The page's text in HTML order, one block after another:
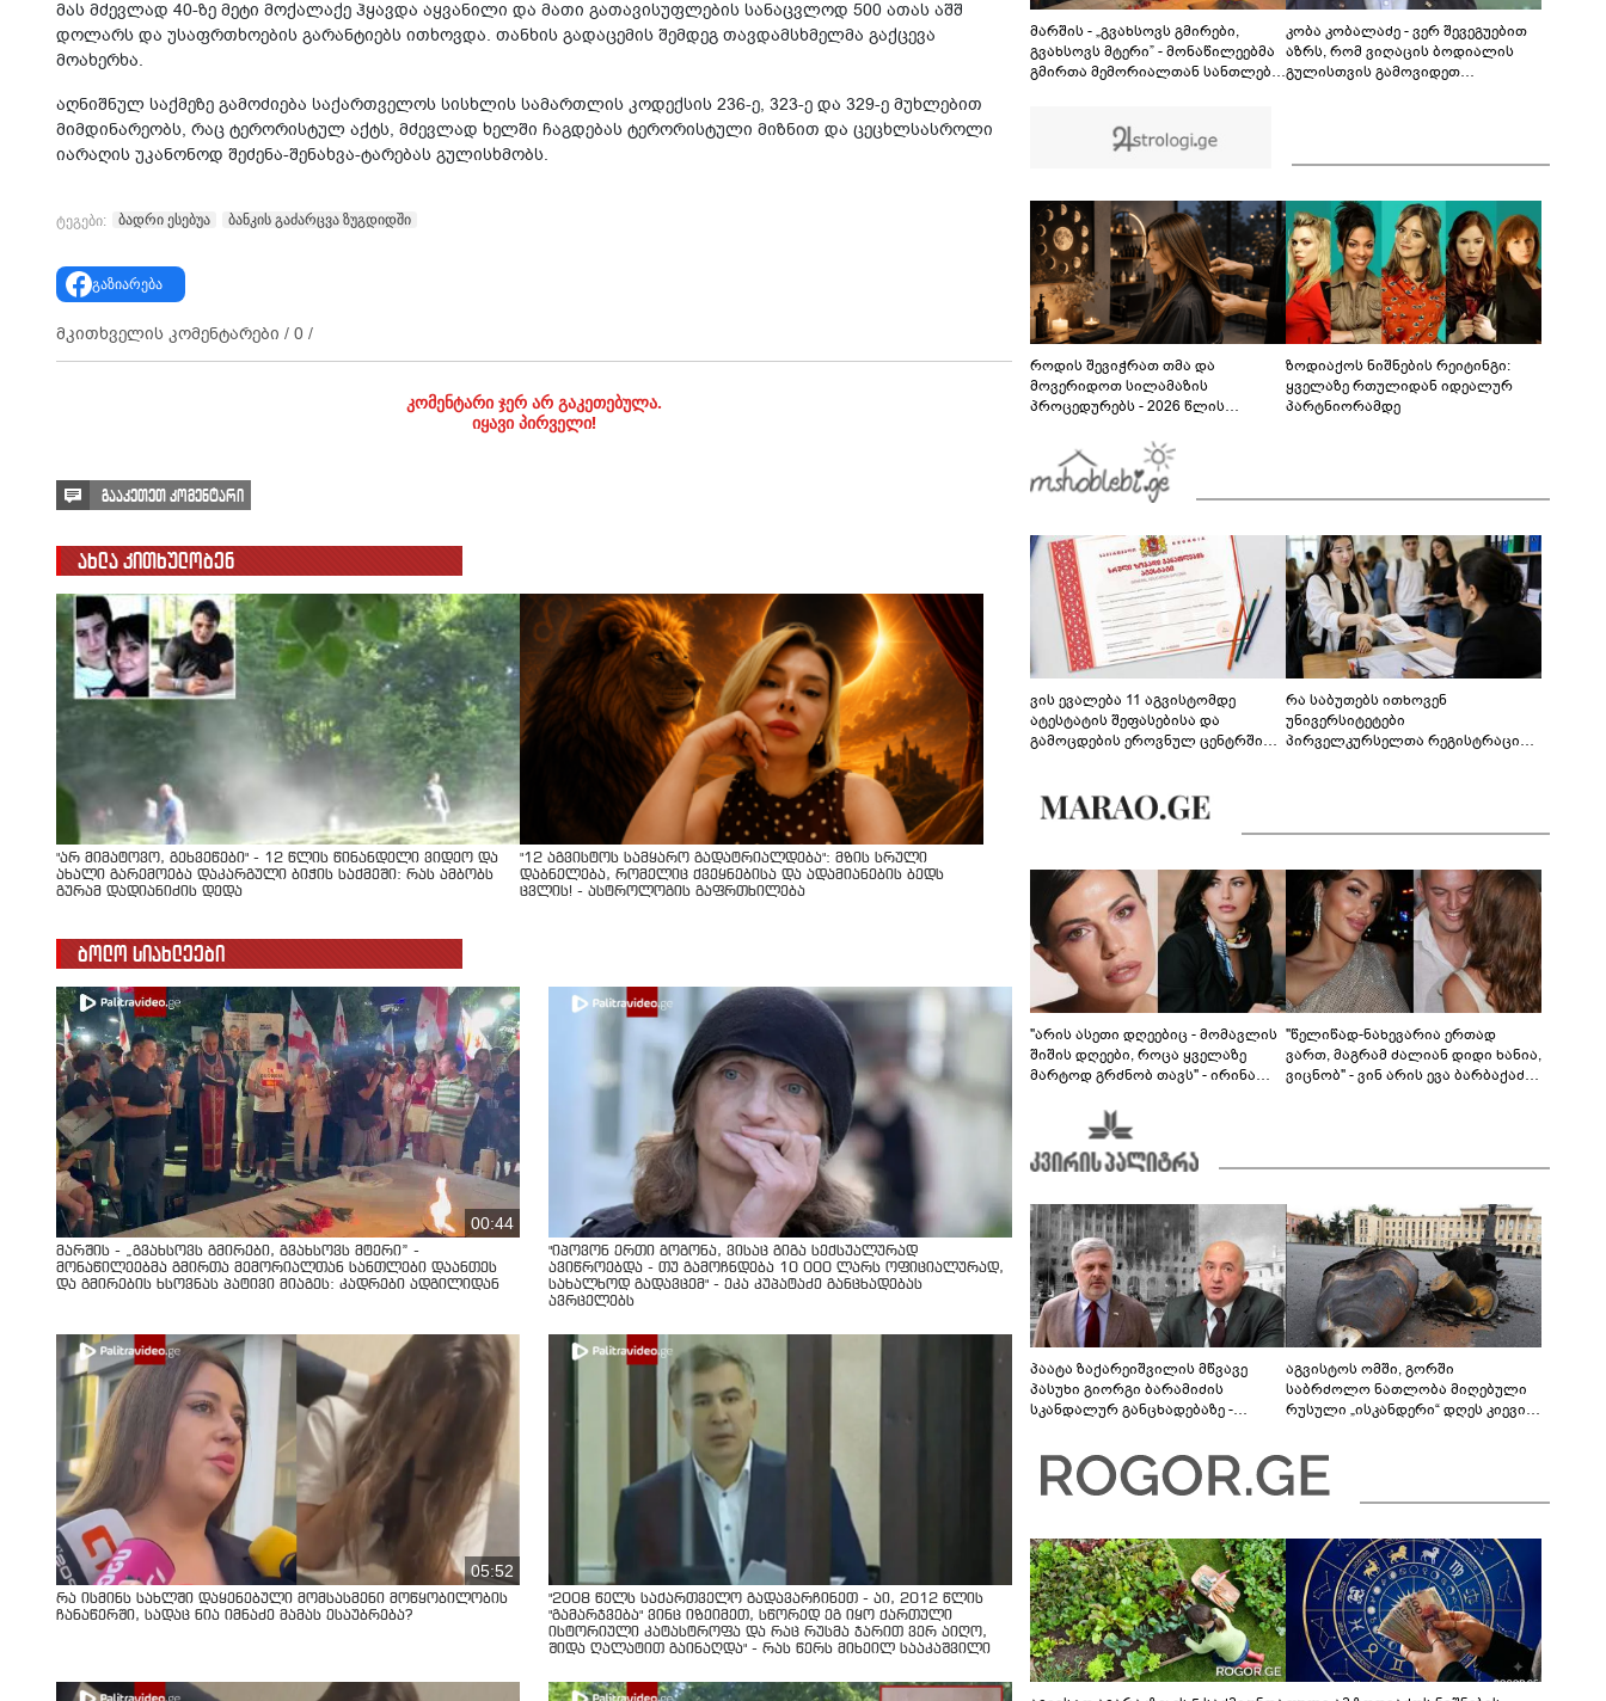
04:20
ეტაპზე ქვეყნიდან გაუსვლელობის
გადაწყვეტილება მიღებული არ არის" -
პროკურორი
მას მძევლად 40-ზე მეტი მოქალაქე ჰყავდა აყვანილი და მათი გათავისუფლების სანაცვლოდ 500 ათას აშშ
დოლარს და უსაფრთხოების გარანტიებს ითხოვდა. თანხის გადაცემის შემდეგ თავდამსხმელმა გაქცევა
მოახერხა.
აღნიშნულ საქმეზე გამოძიება საქართველოს სისხლის სამართლის კოდექსის 236-ე, 323-ე და 329-ე მუხლებით
მიმდინარეობს, რაც ტერორისტულ აქტს, მძევლად ხელში ჩაგდებას ტერორისტული მიზნით და ცეცხლსასროლი
იარაღის უკანონოდ შეძენა-შენახვა-ტარებას გულისხმობს.
ტეგები: ბადრი ესებუა ბანკის გაძარცვა ზუგდიდში
გაზიარება
მკითხველის კომენტარები / 0 /
კომენტარი ჯერ არ გაკეთებულა.
იყავი პირველი!
გააკეთეთ კომენტარი
ახლა კითხულობენ
"არ მიმატოვო, გეხვეწები" - 12 წლის წინანდელი ვიდეო და
ახალი გარემოება დაკარგული ბიჭის საქმეში: რას ამბობს
გურამ დადიანიძის დედა
"12 აგვისტოს სამყარო გადატრიალდება": მზის სრული
დაბნელება, რომელიც ქვეყნებისა და ადამიანების ბედს
ცვლის! - ასტროლოგის გაფრთხილება
ბოლო სიახლეები
00:44
მარშის - „გვახსოვს გმირები, გვახსოვს მტერი” -
მონაწილეებმა გმირთა მემორიალთან სანთლები დაანთეს
და გმირების ხსოვნას პატივი მიაგეს: კადრები ადგილიდან
"იპოვონ ერთი გოგონა, ვისაც გიგა სექსუალურად
ავიწროებდა - თუ გამოჩნდება 10 000 ლარს ოფიციალურად,
სახალხოდ გადავცემ" - ეკა კუპატაძე განცხადებას
ავრცელებს
05:52
რა ისმინს სახლში დაყენებული მომსასმენი მოწყობილობის
ჩანაწერში, სადაც ნია იმნაძე მამას ესაუბრება?
"2008 წელს საქართველო გადავარჩინეთ - აი, 2012 წლის
"გამარჯვება" ვინც იზეიმეთ, სწორედ ეგ იყო ქართული
ისტორიული კატასტროფა და რაც რუსმა ჯარით ვერ აიღო,
შიდა ღალატით გაინაღდა" - რას წერს მიხეილ სააკაშვილი
მარშის - „გვახსოვს გმირები,
გვახსოვს მტერი” - მონაწილეებმა
გმირთა მემორიალთან სანთლები
კობა კობალაძე - ვერ შევეგუებით
აზრს, რომ ვიღაცის ბოდიალის
გულისთვის გამოვიდეთ
როდის შევიჭრათ თმა და
მოვერიდოთ სილამაზის
პროცედურებს - 2026 წლის
გზამკვლევი
ზოდიაქოს ნიშნების რეიტინგი:
ყველაზე რთულიდან იდეალურ
პარტნიორამდე
ვის ევალება 11 აგვისტომდე
ატესტატის შეფასებისა და
გამოცდების ეროვნულ ცენტრში
რა საბუთებს ითხოვენ
უნივერსიტეტები
პირველკურსელთა რეგისტრაციის
"არის ასეთი დღეებიც - მომავლის
შიშის დღეები, როცა ყველაზე
მარტოდ გრძნობ თავს" - ირინა
"წელიწად-ნახევარია ერთად
ვართ, მაგრამ ძალიან დიდი ხანია,
ვიცნობ" - ვინ არის ევა ბარბაქაძის
პაატა ზაქარეიშვილის მწვავე
პასუხი გიორგი ბარამიძის
სკანდალურ განცხადებაზე -
გადმოვასვენე... ბარამიძე კი
ტყუის"
აგვისტოს ომში, გორში
საბრძოლო ნათლობა მიღებული
რუსული „ისკანდერი“ დღეს კიევის